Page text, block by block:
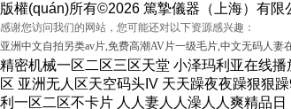
版權(quán)所有©2026 篤摯儀器（上海）有
感谢您访问我们的网站，您可能还对以下资源感兴趣：
亚洲中文自拍另类av片,免费高潮AV片一级毛片,中文无码人妻